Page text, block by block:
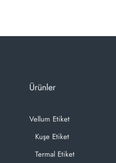
Ürünler
Vellum Etiket
Kuşe Etiket
Termal Etiket